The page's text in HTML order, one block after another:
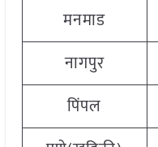
मनमाड
नागपुर
पिंपल